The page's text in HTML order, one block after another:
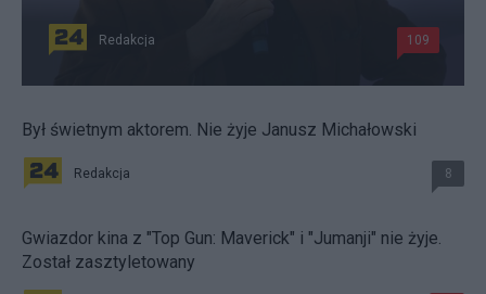
Redakcja 109
Był świetnym aktorem. Nie żyje Janusz Michałowski
Redakcja 8
Gwiazdor kina z "Top Gun: Maverick" i "Jumanji" nie żyje.
Został zasztyletowany